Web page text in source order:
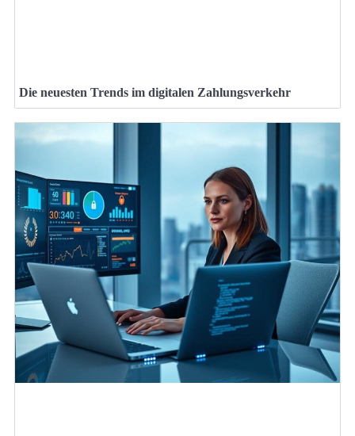
Die neuesten Trends im digitalen Zahlungsverkehr